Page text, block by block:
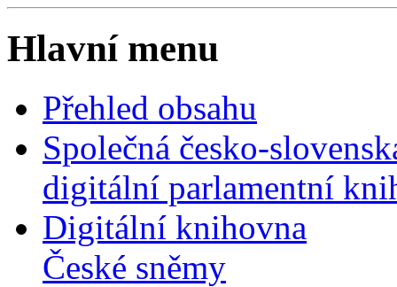
Hlavní menu
Přehled obsahu
Společná česko-
digitální parlamentní
Digitální knihovna
České sněmy